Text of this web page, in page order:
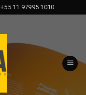
+55 11 97995 1010